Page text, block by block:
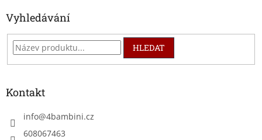
Vyhledávání
HLEDAT
Kontakt
info@4bambini.cz
608067463